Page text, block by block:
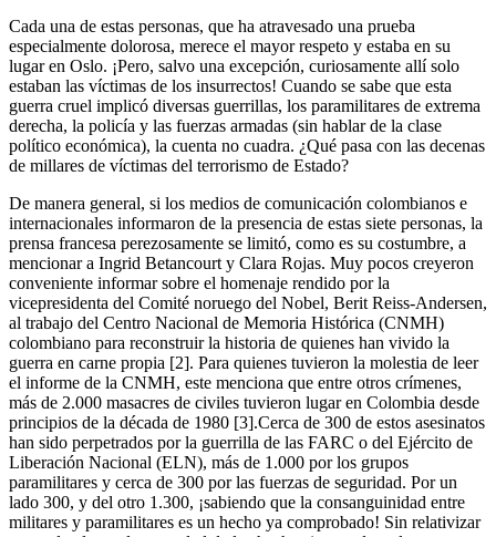
Cada una de estas personas, que ha atravesado una prueba
especialmente dolorosa, merece el mayor respeto y estaba en su
lugar en Oslo. ¡Pero, salvo una excepción, curiosamente allí solo
estaban las víctimas de los insurrectos! Cuando se sabe que esta
guerra cruel implicó diversas guerrillas, los paramilitares de extrema
derecha, la policía y las fuerzas armadas (sin hablar de la clase
político económica), la cuenta no cuadra. ¿Qué pasa con las decenas
de millares de víctimas del terrorismo de Estado?
De manera general, si los medios de comunicación colombianos e
internacionales informaron de la presencia de estas siete personas, la
prensa francesa perezosamente se limitó, como es su costumbre, a
mencionar a Ingrid Betancourt y Clara Rojas. Muy pocos creyeron
conveniente informar sobre el homenaje rendido por la
vicepresidenta del Comité noruego del Nobel, Berit Reiss-Andersen,
al trabajo del Centro Nacional de Memoria Histórica (CNMH)
colombiano para reconstruir la historia de quienes han vivido la
guerra en carne propia [2]. Para quienes tuvieron la molestia de leer
el informe de la CNMH, este menciona que entre otros crímenes,
más de 2.000 masacres de civiles tuvieron lugar en Colombia desde
principios de la década de 1980 [3].Cerca de 300 de estos asesinatos
han sido perpetrados por la guerrilla de las FARC o del Ejército de
Liberación Nacional (ELN), más de 1.000 por los grupos
paramilitares y cerca de 300 por las fuerzas de seguridad. Por un
lado 300, y del otro 1.300, ¡sabiendo que la consanguinidad entre
militares y paramilitares es un hecho ya comprobado! Sin relativizar